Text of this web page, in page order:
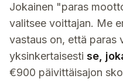
Jokainen "paras
valitsee voittajan. Me
vastaus on, että paras
yksinkertaisesti se,
€900 päivittäisajon